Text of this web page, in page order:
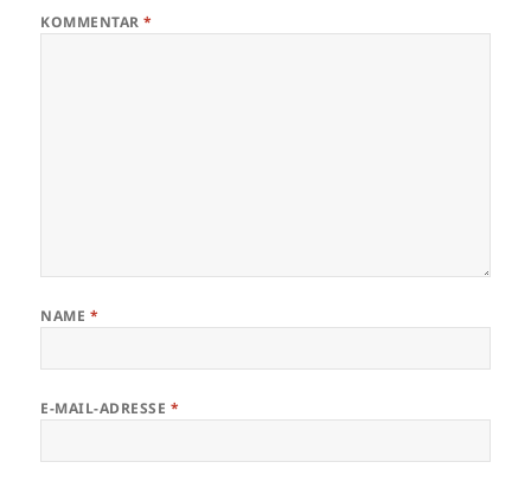
KOMMENTAR*
NAME *
E-MAIL-ADRESSE *